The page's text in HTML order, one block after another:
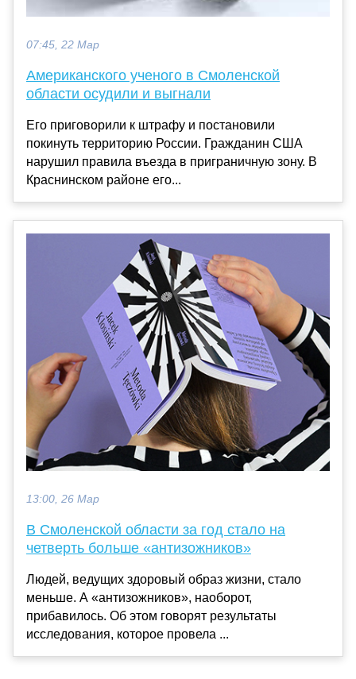
07:45, 22 Мар
Американского ученого в Смоленской
области осудили и выгнали
Его приговорили к штрафу и постановили
покинуть территорию России. Гражданин США
нарушил правила въезда в приграничную зону. В
Краснинском районе его...
13:00, 26 Мар
В Смоленской области за год стало на
четверть больше «антизожников»
Людей, ведущих здоровый образ жизни, стало
меньше. А «антизожников», наоборот,
прибавилось. Об этом говорят результаты
исследования, которое провела ...